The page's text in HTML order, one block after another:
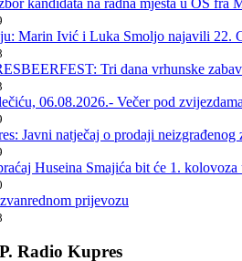
Marin Ivić i Luka Smoljo najavili 22.
Tri dana vrhunske
06.08.2026.- Večer pod zvijezdama
Javni natječaj o prodaji neizgrađenog
Huseina Smajića bit će 1.
prijevozu
Radio Kupres